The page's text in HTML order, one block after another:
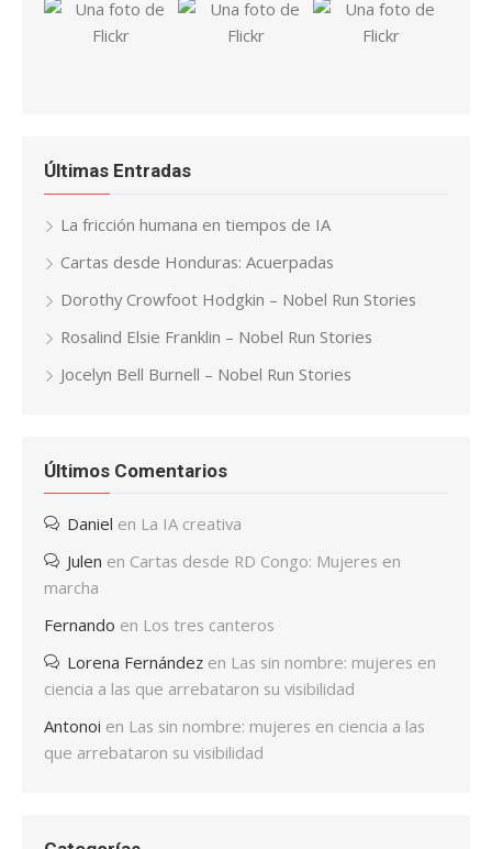
Últimas Entradas
La fricción humana en tiempos de IA
Cartas desde Honduras: Acuerpadas
Dorothy Crowfoot Hodgkin – Nobel Run Stories
Rosalind Elsie Franklin – Nobel Run Stories
Jocelyn Bell Burnell – Nobel Run Stories
Últimos Comentarios
Daniel en La IA creativa
Julen en Cartas desde RD Congo: Mujeres en
marcha
Fernando en Los tres canteros
Lorena Fernández en Las sin nombre: mujeres en
ciencia a las que arrebataron su visibilidad
Antonoi en Las sin nombre: mujeres en ciencia a las
que arrebataron su visibilidad